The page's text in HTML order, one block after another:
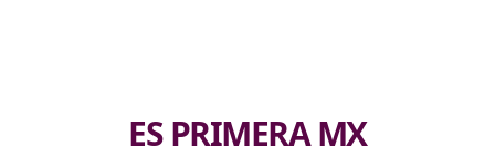
ES PRIMERA MX